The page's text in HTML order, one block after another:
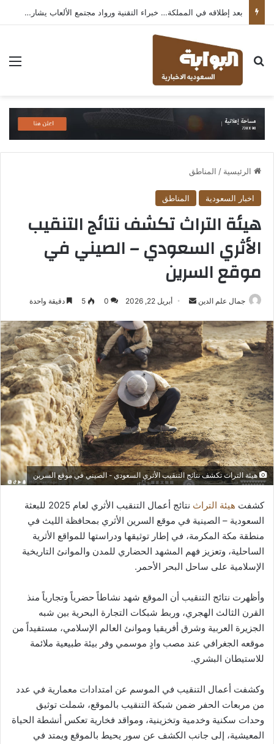
بعد إطلاقه في المملكة… خبراء التقنية ورواد مجتمع الألعاب يشاركون انطباعاتهم حول TECNO POVA 8 Pro 5G
بحث عن
الرئيسية / المناطق
اخبار السعودية المناطق
هيئة التراث تكشف نتائج التنقيب
الأثري السعودي – الصيني في
موقع السرين
جمال علم الدين
أرسل
إلكترونيا
أبريل 22, 2026 0
5 دقيقة واحدة
هيئة التراث تكشف نتائج التنقيب الأثري السعودي - الصيني في موقع السرين
كشفت هيئة التراث
نتائج أعمال التنقيب الأثري لعام 2025 للبعثة
السعودية – الصينية في موقع السرين الأثري بمحافظة الليث في
منطقة مكة المكرمة، في إطار توثيقها ودراستها للمواقع الأثرية
الساحلية، وتعزيز فهم المشهد الحضاري للمدن والموانئ التاريخية
الإسلامية على ساحل البحر الأحمر.
وأظهرت نتائج التنقيب أن الموقع شهد نشاطاً حضرياً وتجارياً منذ
القرن الثالث الهجري، وربط شبكات التجارة البحرية بين شبه
الجزيرة العربية وشرق أفريقيا وموانئ العالم الإسلامي، مستفيداً من
موقعه الجغرافي عند مصب وادٍ موسمي وفر بيئة طبيعية ملائمة
للاستيطان البشري.
وكشفت أعمال التنقيب في الموسم عن امتدادات معمارية في عدد
من مربعات الحفر ضمن شبكة التنقيب بالموقع، شملت توثيق
وحدات سكنية وخدمية وتخزينية، ومواقد فخارية تعكس أنشطة الحياة
المعيشية، إلى جانب الكشف عن سور يحيط بالموقع ويمتد في